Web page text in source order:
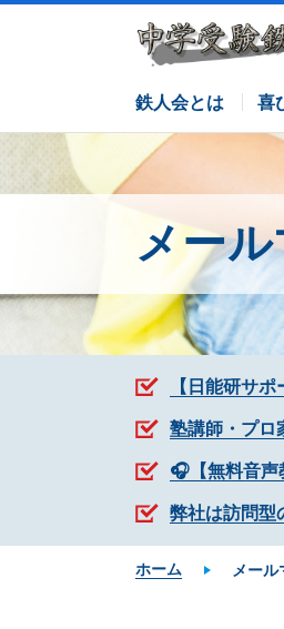
鉄人会とは 喜
サピックスコ
栄光ゼミナー
メー
【日能研サ
塾講師・プロ
🎧【無料音声
弊社は訪問型
ホーム メー